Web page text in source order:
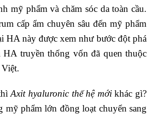
mỹ phẩm và chăm sóc da toàn cầu.
cấp ẩm chuyên sâu đến mỹ phẩm
HA này được xem như bước đột phá
truyền thống vốn đã quen thuộc
Axit hyaluronic thế hệ mớikhác gì?
mỹ phẩm lớn đồng loạt chuyển sang